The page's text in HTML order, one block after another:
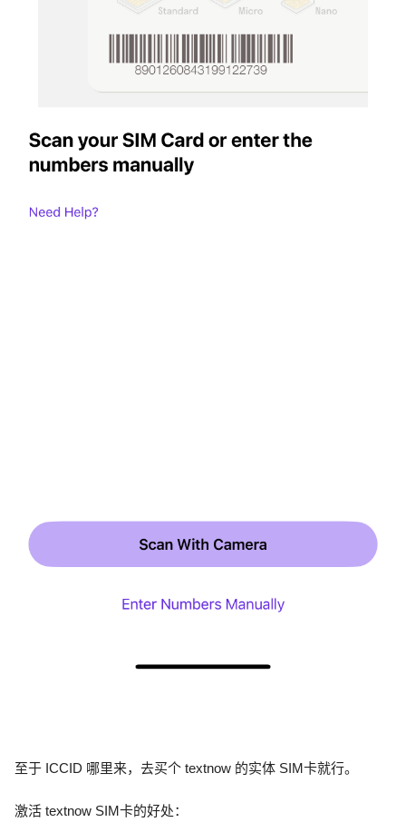
至于 ICCID 哪里来，去买个 textnow 的实体 SIM卡就行。
激活 textnow SIM卡的好处：